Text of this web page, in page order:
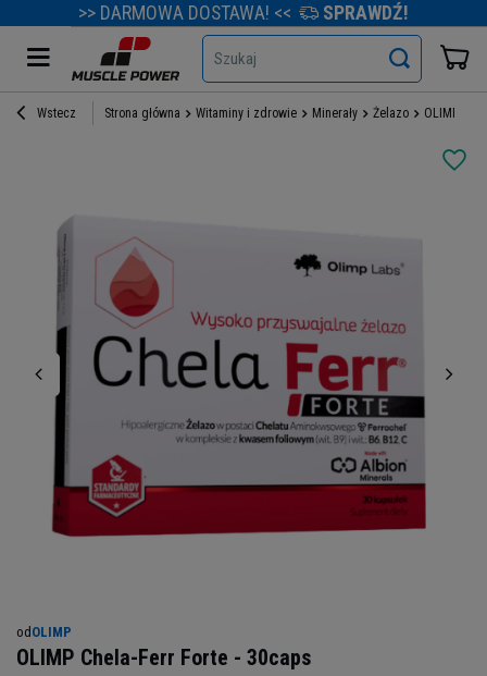
>> DARMOWA DOSTAWA! << SPRAWDŹ!
Szukaj
Wstecz Strona główna Witaminy i zdrowie Minerały Żelazo OLIMP
od OLIMP
OLIMP Chela-Ferr Forte - 30caps